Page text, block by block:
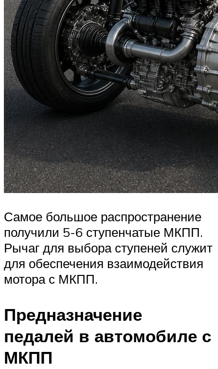
Самое большое распространение
получили 5-6 ступенчатые МКПП.
Рычаг для выбора ступеней служит
для обеспечения взаимодействия
мотора с МКПП.
Предназначение
педалей в автомобиле с
МКПП